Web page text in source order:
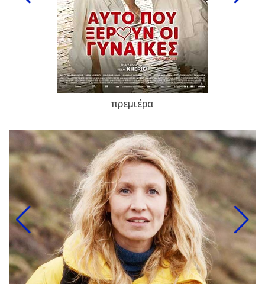
πρεμιέρα